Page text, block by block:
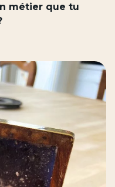
métier que tu